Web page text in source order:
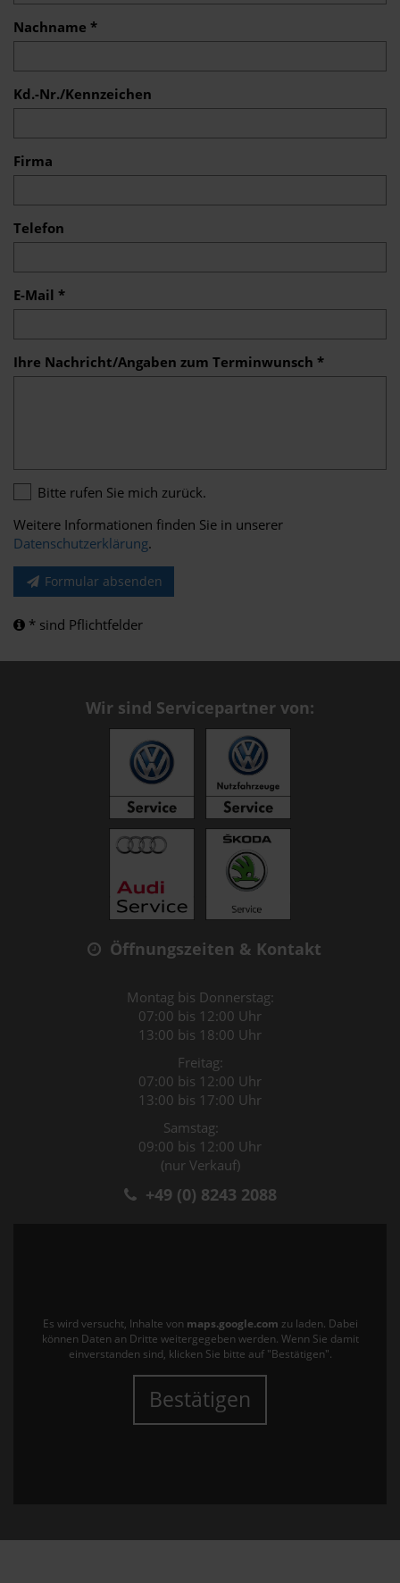
Nachname *
Kd.-Nr./Kennzeichen
Firma
Telefon
E-Mail *
Ihre Nachricht/Angaben zum Terminwunsch *
Bitte rufen Sie mich zurück.
Weitere Informationen finden Sie in unserer
Datenschutzerklärung.
Formular absenden
* sind Pflichtfelder
Wir sind Servicepartner von:
Öffnungszeiten & Kontakt
Montag bis Donnerstag:
07:00 bis 12:00 Uhr
13:00 bis 18:00 Uhr
Freitag:
07:00 bis 12:00 Uhr
13:00 bis 17:00 Uhr
Samstag:
09:00 bis 12:00 Uhr
(nur Verkauf)
+49 (0) 8243 2088
Es wird versucht, Inhalte von maps.google.com zu laden. Dabei
können Daten an Dritte weitergegeben werden. Wenn Sie damit
einverstanden sind, klicken Sie bitte auf "Bestätigen".
Bestätigen